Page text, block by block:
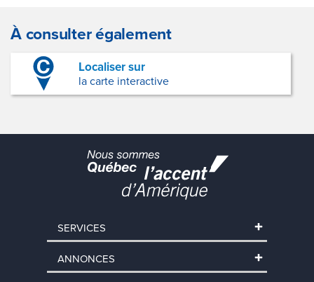
À consulter également
Localiser sur
la carte interactive
SERVICES
ANNONCES